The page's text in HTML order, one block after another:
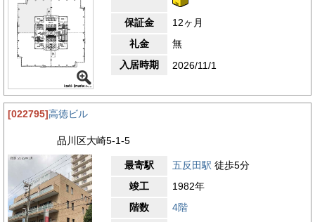
保証金
12ヶ月
礼金
無
入居時期
2026/11/1
[022795]高徳ビル
品川区大崎5-1-5
最寄駅 五反田駅 徒歩5分
竣工
1982年
階数
4階